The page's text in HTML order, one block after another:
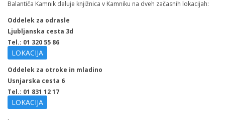
Balantiča Kamnik deluje knjižnica v Kamniku na dveh začasnih lokacijah:
Oddelek za odrasle
Ljubljanska cesta 3d
Tel.: 01 320 55 86
LOKACIJA
Oddelek za otroke in mladino
Usnjarska cesta 6
Tel.: 01 831 12 17
LOKACIJA
.